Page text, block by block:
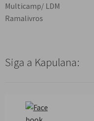
Multicamp/ LDM
Ramalivros
Siga a Kapulana: